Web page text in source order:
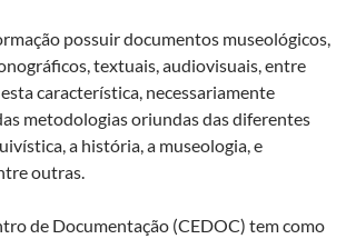
possuir documentos museológicos,
textuais, audiovisuais, entre
característica, necessariamente
metodologias oriundas das diferentes
a história, a museologia, e
outras.
de Documentação (CEDOC) tem como